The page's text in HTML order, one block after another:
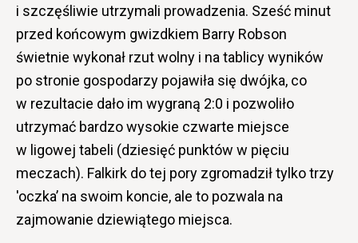
i szczęśliwie utrzymali prowadzenia. Sześć minut
przed końcowym gwizdkiem Barry Robson
świetnie wykonał rzut wolny i na tablicy wyników
po stronie gospodarzy pojawiła się dwójka, co
w rezultacie dało im wygraną 2:0 i pozwoliło
utrzymać bardzo wysokie czwarte miejsce
w ligowej tabeli (dziesięć punktów w pięciu
meczach). Falkirk do tej pory zgromadził tylko trzy
'oczka’ na swoim koncie, ale to pozwala na
zajmowanie dziewiątego miejsca.